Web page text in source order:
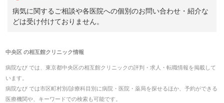
病気に関するご相談や各医院への個別のお問い合わせ・紹介な
どは受け付けておりません。
中央区の相互館クリニック情報
病院なび では、 東京都中央区の相互館クリニックの評判・求人・転職情報を掲載して
います。
病院なび では市区町村別/診療科目別に病院・医院・薬局を探せるほか、予約ができる
医療機関や、キーワードでの検索も可能です。